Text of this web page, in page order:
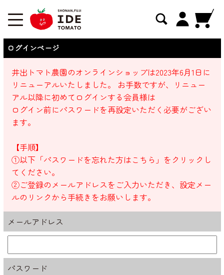
ログインページ
井出トマト農園のオンラインショップは2023年6月1日に
リニューアルいたしました。 お手数ですが、リニュー
アル以降に初めてログインする会員様は
ログイン前にパスワードを再設定いただく必要がござい
ます。
【手順】
①以下「パスワードを忘れた方はこちら」をクリックし
てください。
②ご登録のメールアドレスをご入力いただき、設定メー
ルのリンクから手続きをお願いします。
メールアドレス
パスワード